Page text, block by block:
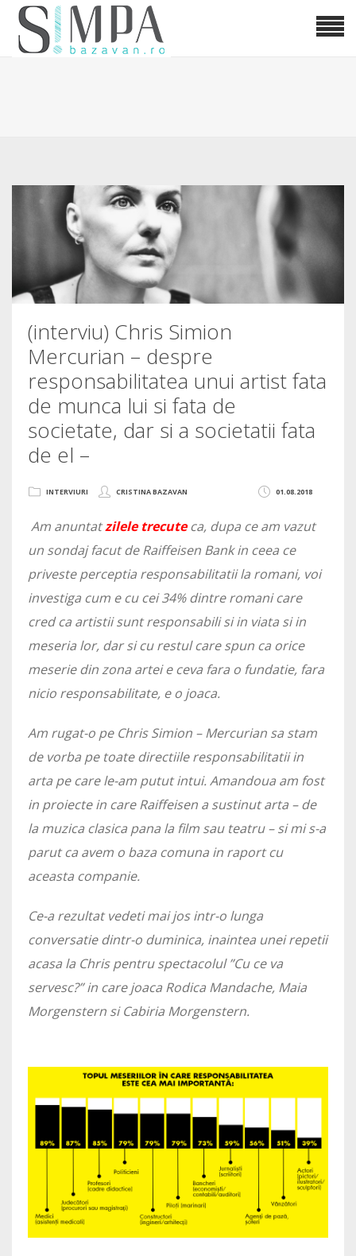
(interviu) Chris Simion
Mercurian – despre
responsabilitatea unui artist fata
de munca lui si fata de
societate, dar si a societatii fata
de el –
01.08.2018
INTERVIURI CRISTINA BAZAVAN
Am anuntatzilele trecuteca, dupa ce am vazut
un sondaj facut de Raiffeisen Bank in ceea ce
priveste perceptia responsabilitatii la romani, voi
investiga cum e cu cei 34% dintre romani care
cred ca artistii sunt responsabili si in viata si in
meseria lor, dar si cu restul care spun ca orice
meserie din zona artei e ceva fara o fundatie, fara
nicio responsabilitate, e o joaca.
Am rugat-o pe Chris Simion – Mercurian sa stam
de vorba pe toate directiile responsabilitatii in
arta pe care le-am putut intui. Amandoua am fost
in proiecte in care Raiffeisen a sustinut arta – de
la muzica clasica pana la film sau teatru – si mi s-a
parut ca avem o baza comuna in raport cu
aceasta companie.
Ce-a rezultat vedeti mai jos intr-o lunga
conversatie dintr-o duminica, inaintea unei repetii
acasa la Chris pentru spectacolul ”Cu ce va
servesc?” in care joaca Rodica Mandache, Maia
Morgenstern si Cabiria Morgenstern.